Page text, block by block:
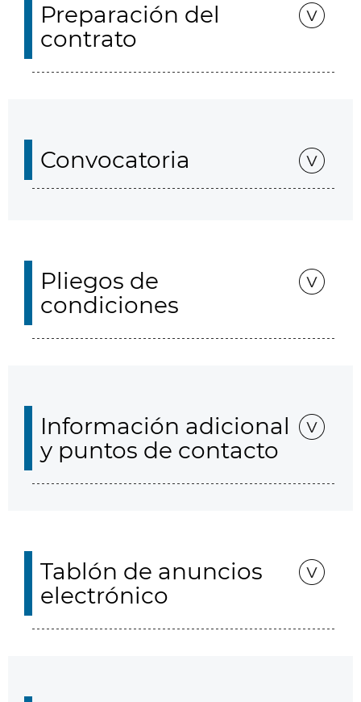
Preparación del
contrato
Convocatoria
Pliegos de
condiciones
Información adicional
y puntos de contacto
Tablón de anuncios
electrónico